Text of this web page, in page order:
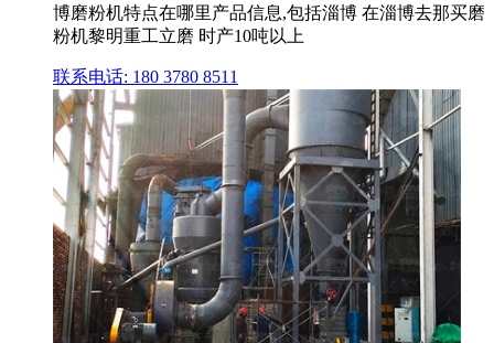
博磨粉机特点在哪里产品信息,包括淄博 在淄博去那买磨
粉机黎明重工立磨 时产10吨以上
联系电话: 180 3780 8511